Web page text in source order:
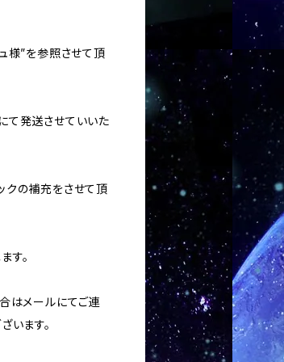
様”を参照させて頂
て発送させていいた
クの補充をさせて頂
す。
はメールにてご連
います。